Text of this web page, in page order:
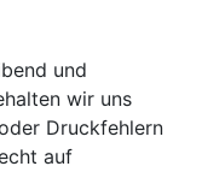
und
wir uns
Druckfehlern
auf